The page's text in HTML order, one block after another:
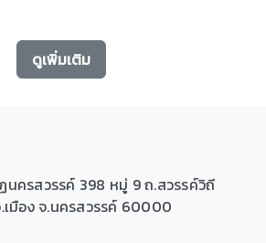
ดูเพิ่มเติม
นครสวรรค์ 398 หมู่ 9 ถ.สวรรค์วิถี
มือง จ.นครสวรรค์ 60000